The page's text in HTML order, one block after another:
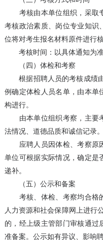
考核由本单位组织，采取
考核政治素质、岗位专业知识
位将对考生报名材料原件进行
考核时间：以具体通知为准
（四）体检和考察
根据招聘人员的考核成绩由
例确定体检人员名单，由本单
构进行。
由本单位组织考察，主要
法情况、道德品质和诚信记录。
应聘人员因体检、考察原
单位可根据实际情况，确定是
递补。
（五）公示和备案
考核、体检、考察均合格
人力资源和社会保障网上进行
的，经上级主管部门审核通过
准备案。公示如有异议、影响